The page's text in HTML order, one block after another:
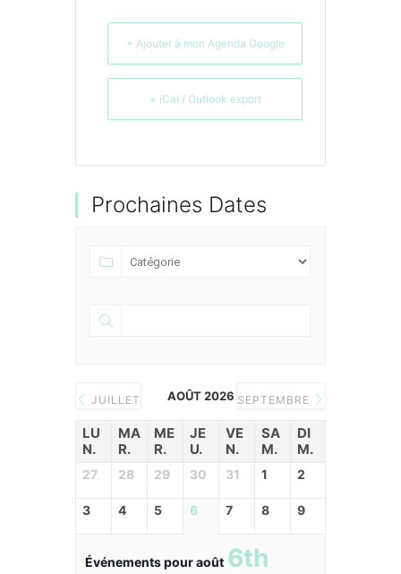
+ Ajouter à mon Agenda Google
+ iCal / Outlook export
Prochaines Dates
JUILLET AOÛT 2026 SEPTEMBRE
LU
N.
MA
R.
ME
R.
JE
U.
VE
N.
SA
M.
DI
M.
27 28 29 30 31 1 2
3 4 5 6 7 8 9
Événements pour août 6th